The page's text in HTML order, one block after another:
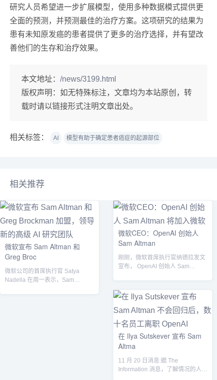
研究人员希望进一步扩展模型，使用多种数据模式提供更
全面的预测，并预测最佳的治疗方案。这项研究的结果为
患有未知原发癌的患者提供了更多的治疗选择，并有望改
善他们的生存和治疗效果。
本文地址： /news/3199.html
版权声明： 如无特殊标注，文章均为本站原创，转
载时请以链接形式注明文章出处。
相关标签： AI 模型有助于确定患者癌症的起源部位
相关推荐
微软宣布 Sam Altman 和
Greg Broc
微软公司的首席执行官 Satya
Nadella 在周一表示，Sam
微软CEO：OpenAI 创始人
Sam Altman
刚刚，微软首席执行官纳德拉发文
宣布， OpenAI 创始人 Sam
在 Ilya Sutskever 宣布 Sam
Altma
11 月 20 日消息:据 The
Information 消息，了解情况的人士